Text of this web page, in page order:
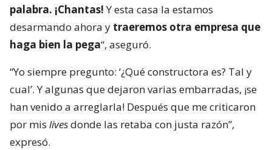
palabra. ¡Chantas!Y esta casa la estamos
desarmando ahora y traeremos otra empresa que
haga bien la pega“, aseguró.
“Yo siempre pregunto: ‘¿Qué constructora es? Tal y
cual’. Y algunas que dejaron varias embarradas, ¡se
han venido a arreglarla! Después que me criticaron
por mis livesdonde las retaba con justa razón”,
expresó.